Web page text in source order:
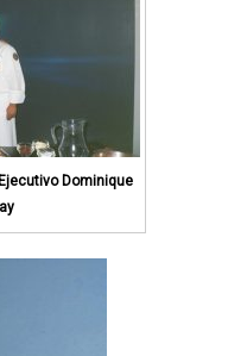
Dominique